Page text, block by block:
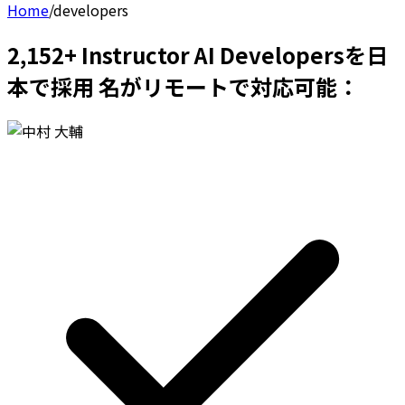
Home/developers
2,152+ Instructor AI Developersを日
本で採用 名がリモートで対応可能：